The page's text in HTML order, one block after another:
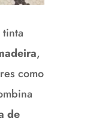
tinta
,
como
de